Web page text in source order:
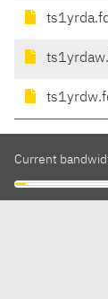
ts1yrda.fd
Current